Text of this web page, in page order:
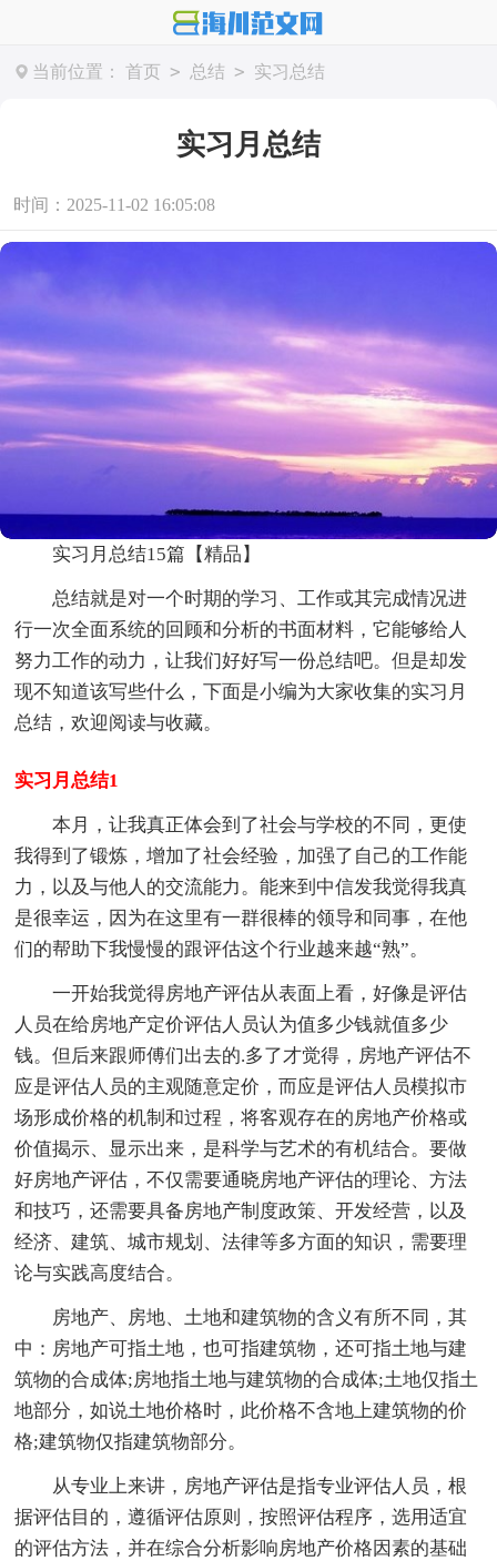
当前位置： 首页 > 总结 > 实习总结
实习月总结
时间：2025-11-02 16:05:08
实习月总结15篇【精品】
总结就是对一个时期的学习、工作或其完成情况进
行一次全面系统的回顾和分析的书面材料，它能够给人
努力工作的动力，让我们好好写一份总结吧。但是却发
现不知道该写些什么，下面是小编为大家收集的实习月
总结，欢迎阅读与收藏。
实习月总结1
本月，让我真正体会到了社会与学校的不同，更使
我得到了锻炼，增加了社会经验，加强了自己的工作能
力，以及与他人的交流能力。能来到中信发我觉得我真
是很幸运，因为在这里有一群很棒的领导和同事，在他
们的帮助下我慢慢的跟评估这个行业越来越“熟”。
一开始我觉得房地产评估从表面上看，好像是评估
人员在给房地产定价评估人员认为值多少钱就值多少
钱。但后来跟师傅们出去的.多了才觉得，房地产评估不
应是评估人员的主观随意定价，而应是评估人员模拟市
场形成价格的机制和过程，将客观存在的房地产价格或
价值揭示、显示出来，是科学与艺术的有机结合。要做
好房地产评估，不仅需要通晓房地产评估的理论、方法
和技巧，还需要具备房地产制度政策、开发经营，以及
经济、建筑、城市规划、法律等多方面的知识，需要理
论与实践高度结合。
房地产、房地、土地和建筑物的含义有所不同，其
中：房地产可指土地，也可指建筑物，还可指土地与建
筑物的合成体;房地指土地与建筑物的合成体;土地仅指土
地部分，如说土地价格时，此价格不含地上建筑物的价
格;建筑物仅指建筑物部分。
从专业上来讲，房地产评估是指专业评估人员，根
据评估目的，遵循评估原则，按照评估程序，选用适宜
的评估方法，并在综合分析影响房地产价格因素的基础